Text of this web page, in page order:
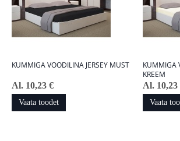
KUMMIGA VOODILINA JERSEY MUST
Al. 10,23 €
Vaata toodet
KUMMIGA
KREEM
Al. 10,23
Vaata